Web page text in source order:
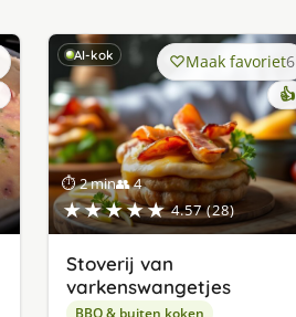
AI-kok
⏱ 2 min👥 4
★★★★★ 4.57 (28)
Maak favoriet6
👍
Stoverij van
varkenswangetjes